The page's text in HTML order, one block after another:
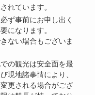
れています。
ず事前にお申し出く
になります。
ない場合もございま
の観光は安全面を最
現地諸事情により、
更される場合がござ